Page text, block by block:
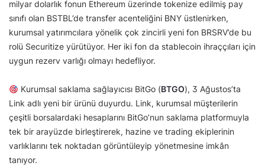
milyar dolarlık fonun Ethereum üzerinde tokenize edilmiş pay
sınıfı olan BSTBL’de transfer acenteliğini BNY üstlenirken,
kurumsal yatırımcılara yönelik çok zincirli yeni fon BRSRV’de bu
rolü Securitize yürütüyor. Her iki fon da stablecoin ihraççıları için
uygun rezerv varlığı olmayı hedefliyor.
Kurumsal saklama sağlayıcısı BitGo (BTGO), 3 Ağustos’ta
Link adlı yeni bir ürünü duyurdu. Link, kurumsal müşterilerin
çeşitli borsalardaki hesaplarını BitGo’nun saklama platformuyla
tek bir arayüzde birleştirerek, hazine ve trading ekiplerinin
varlıklarını tek noktadan görüntüleyip yönetmesine imkân
tanıyor.